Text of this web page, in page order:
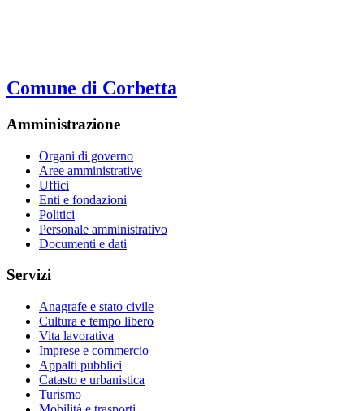
Comune di Corbetta
Amministrazione
Organi di governo
Aree amministrative
Uffici
Enti e fondazioni
Politici
Personale amministrativo
Documenti e dati
Servizi
Anagrafe e stato civile
Cultura e tempo libero
Vita lavorativa
Imprese e commercio
Appalti pubblici
Catasto e urbanistica
Turismo